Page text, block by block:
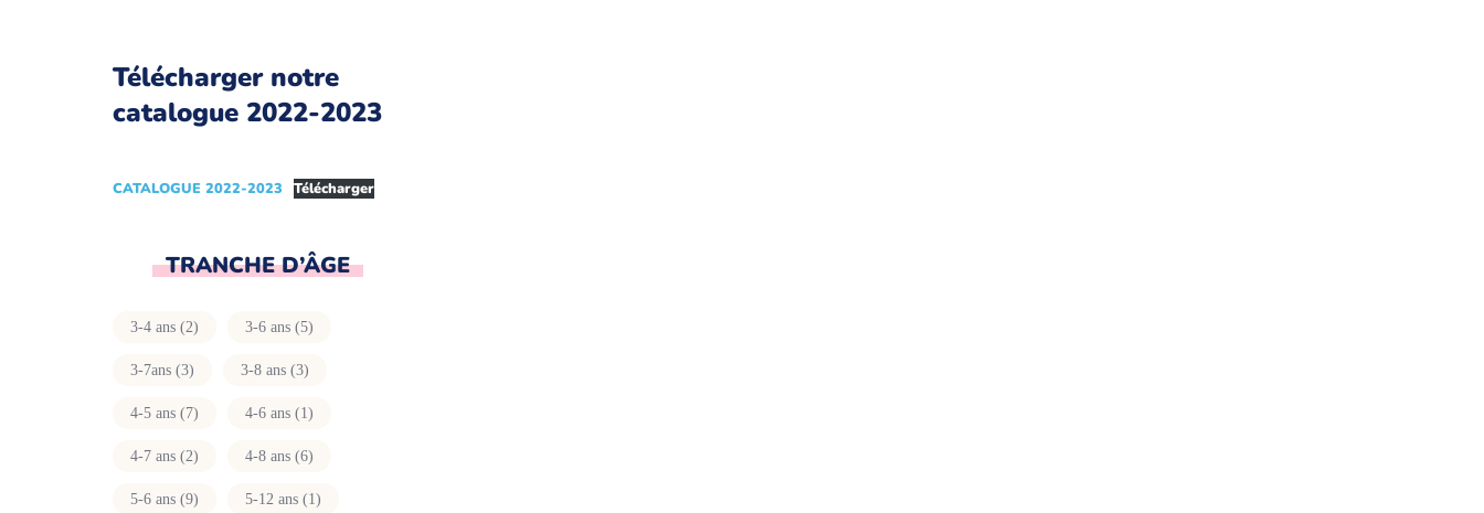
Télécharger notre
catalogue 2022-2023
CATALOGUE 2022-2023 Télécharger
TRANCHE D’ÂGE
3-4 ans (2) 3-6 ans (5)
3-7ans (3) 3-8 ans (3)
4-5 ans (7) 4-6 ans (1)
4-7 ans (2) 4-8 ans (6)
5-6 ans (9) 5-12 ans (1)